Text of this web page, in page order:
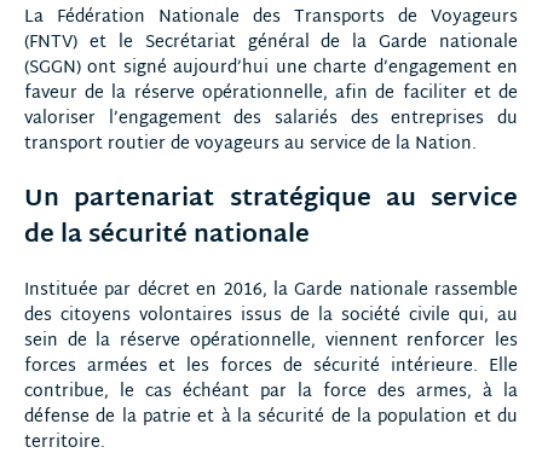
La Fédération Nationale des Transports de Voyageurs
(FNTV) et le Secrétariat général de la Garde nationale
(SGGN) ont signé aujourd’hui une charte d’engagement en
faveur de la réserve opérationnelle, afin de faciliter et de
valoriser l’engagement des salariés des entreprises du
transport routier de voyageurs au service de la Nation.
Un partenariat stratégique au service
de la sécurité nationale
Instituée par décret en 2016, la Garde nationale rassemble
des citoyens volontaires issus de la société civile qui, au
sein de la réserve opérationnelle, viennent renforcer les
forces armées et les forces de sécurité intérieure. Elle
contribue, le cas échéant par la force des armes, à la
défense de la patrie et à la sécurité de la population et du
territoire.